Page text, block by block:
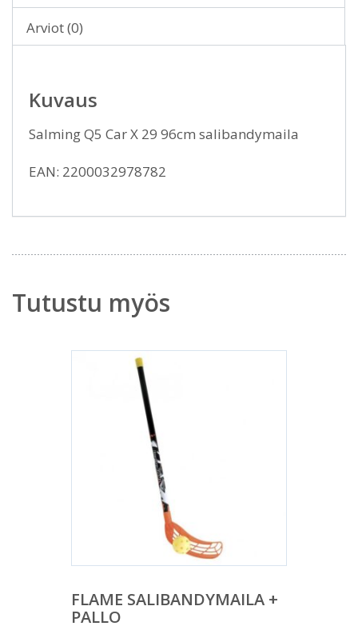
Arviot (0)
Kuvaus
Salming Q5 Car X 29 96cm salibandymaila
EAN: 2200032978782
Tutustu myös
FLAME SALIBANDYMAILA +
PALLO